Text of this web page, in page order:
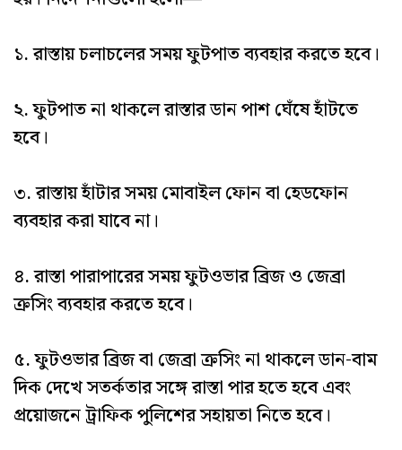
১. রাস্তায় চলাচলের সময় ফুটপাত ব্যবহার করতে হবে।
২. ফুটপাত না থাকলে রাস্তার ডান পাশ ঘেঁষে হাঁটতে
হবে।
৩. রাস্তায় হাঁটার সময় মোবাইল ফোন বা হেডফোন
ব্যবহার করা যাবে না।
৪. রাস্তা পারাপারের সময় ফুটওভার ব্রিজ ও জেব্রা
ক্রসিং ব্যবহার করতে হবে।
৫. ফুটওভার ব্রিজ বা জেব্রা ক্রসিং না থাকলে ডান-বাম
দিক দেখে সতর্কতার সঙ্গে রাস্তা পার হতে হবে এবং
প্রয়োজনে ট্রাফিক পুলিশের সহায়তা নিতে হবে।